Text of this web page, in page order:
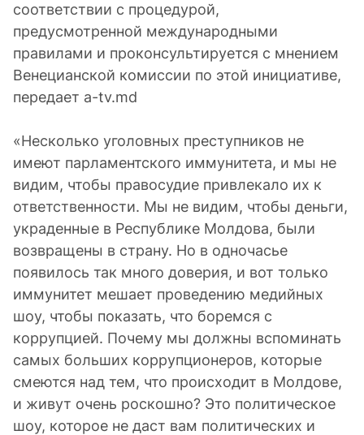
соответствии с процедурой,
предусмотренной международными
правилами и проконсультируется с мнением
Венецианской комиссии по этой инициативе,
передает a-tv.md
«Несколько уголовных преступников не
имеют парламентского иммунитета, и мы не
видим, чтобы правосудие привлекало их к
ответственности. Мы не видим, чтобы деньги,
украденные в Республике Молдова, были
возвращены в страну. Но в одночасье
появилось так много доверия, и вот только
иммунитет мешает проведению медийных
шоу, чтобы показать, что боремся с
коррупцией. Почему мы должны вспоминать
самых больших коррупционеров, которые
смеются над тем, что происходит в Молдове,
и живут очень роскошно? Это политическое
шоу, которое не даст вам политических и